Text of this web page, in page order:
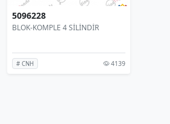
5096228
BLOK-KOMPLE 4 SİLİNDİR
# CNH 4139